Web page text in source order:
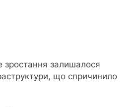
зростання залишалося
що спричинило